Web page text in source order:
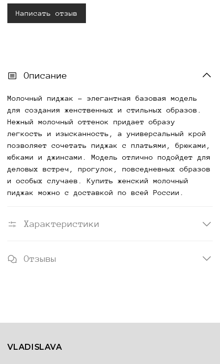
Написать отзыв
Описание
Молочный пиджак
- элегантная базовая модель
для создания женственных и стильных образов.
Нежный молочный оттенок придает образу
легкость и изысканность, а универсальный крой
позволяет сочетать пиджак с платьями, брюками,
юбками и джинсами. Модель отлично подойдет для
деловых встреч, прогулок, повседневных образов
и особых случаев. Купить женский молочный
пиджак можно с доставкой по всей России.
Характеристики
Отзывы
VLADISLAVA